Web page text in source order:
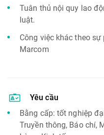
Tuân thủ nội quy lao
luật.
Công việc khác theo
Marcom
Yêu cầu
Bằng cấp: tốt nghiệp
Truyền thông, Báo chí,